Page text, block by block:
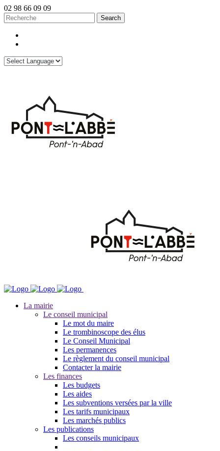
02 98 66 09 09
La mairie
Le conseil municipal
Le mot du maire
Le trombinoscope des élus
Le Conseil Municipal
Les permanences
Le règlement du conseil municipal
Contacter la mairie
Les finances
Les budgets
Les aides
Les subventions versées par la ville
Les tarifs municipaux
Les marchés publics
Les publications
Les conseils municipaux